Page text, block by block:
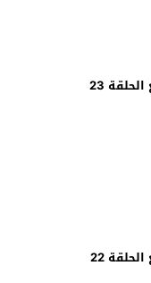
23
22